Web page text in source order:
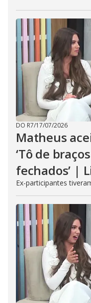
DO R7/17/07/2026
Matheus
‘Tô de
fechados’ |
Ex-participantes